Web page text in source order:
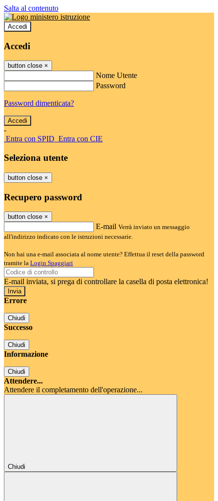
Salta al contenuto
Accedi
Accedi
button close ×
Nome Utente
Password
Password dimenticata?
-
Entra con SPID Entra con CIE
Seleziona utente
button close ×
Recupero password
button close ×
E-mail Verrà inviato un messaggio
all'indirizzo indicato con le istruzioni necessarie.
Non hai una e-mail associata al nome utente? Effettua il reset della password
tramite la Login Spaggiari
E-mail inviata, si prega di controllare la casella di posta elettronica!
Errore
Chiudi
Successo
Chiudi
Informazione
Chiudi
Attendere...
Attendere il completamento dell'operazione...
Chiudi